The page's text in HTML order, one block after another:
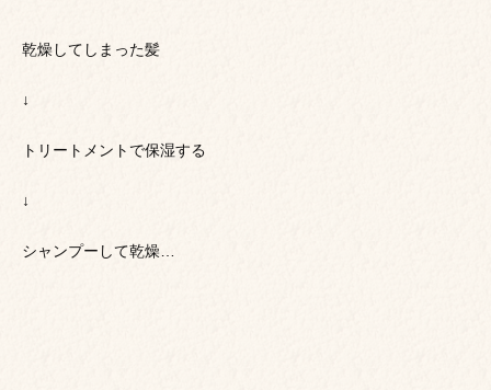
乾燥してしまった髪
↓
トリートメントで保湿する
↓
シャンプーして乾燥…